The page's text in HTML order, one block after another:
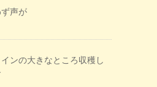
声が
ンの大きなところ収穫し